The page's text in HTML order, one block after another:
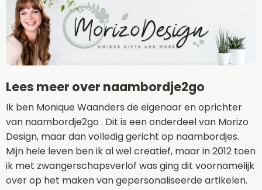
Lees meer over naambordje2go
Ik ben Monique Waanders de eigenaar en oprichter
van naambordje2go . Dit is een onderdeel van Morizo
Design, maar dan volledig gericht op naambordjes.
Mijn hele leven ben ik al wel creatief, maar in 2012 toen
ik met zwangerschapsverlof was ging dit voornamelijk
over op het maken van gepersonaliseerde artikelen.